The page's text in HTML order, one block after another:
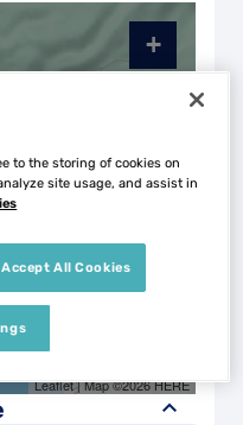
+
Leaflet| Map ©2026HERE
to the storing of cookies on
site usage, and assist in
Accept All Cookies